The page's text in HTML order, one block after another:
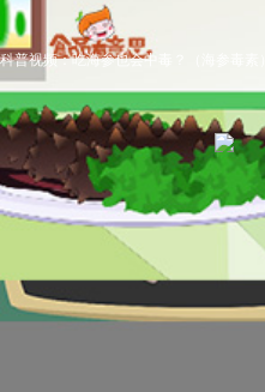
科普视频：吃海参也会中毒？（海参毒素）